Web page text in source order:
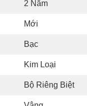
2 Năm
Mới
Bạc
Kim Loại
Bộ Riêng Biệt